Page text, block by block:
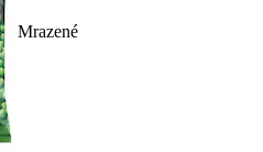
Mrazené